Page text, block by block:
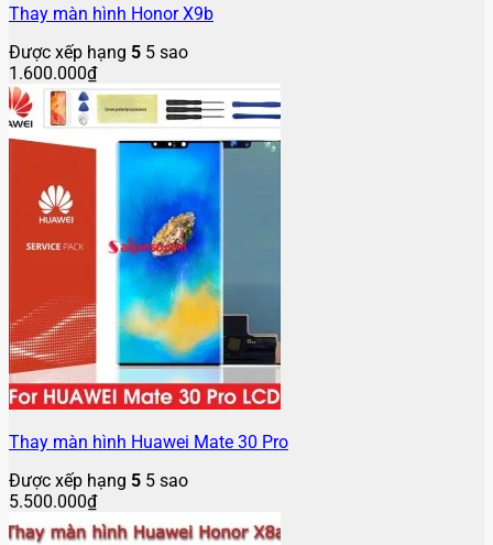
Thay màn hình Honor X9b
Được xếp hạng 5 5 sao
1.600.000₫
Thay màn hình Huawei Mate 30 Pro
Được xếp hạng 5 5 sao
5.500.000₫